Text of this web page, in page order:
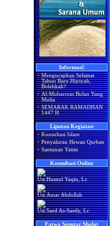
Informasi!
· Mengucapkan Selamat
Tahun Baru Hijriyah,
Bolehkah?
· Al-Muharrom Bulan Yang
Mulia
· SEMARAK RAMADHAN
1447 H
Liputan Kegiatan
· Konsultasi Islam
· Penyaluran Hewan Qurban
· Santunan Yatim
Konsultasi Online
Ust.Husnul Yaqin, Lc
Ust.Amar Abdullah
Ust.Saed As-Saedy, Lc
Fatwa Seputar Sholat